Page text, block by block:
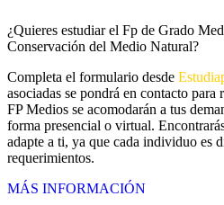
¿Quieres estudiar el Fp de Grado
Conservación del Medio Natural?
Completa el formulario desde
asociadas se pondrá en contacto para
FP Medios se acomodarán a tus
forma presencial o virtual.
adapte a ti, ya que cada individuo es
requerimientos.
MÁS INFORMACIÓN